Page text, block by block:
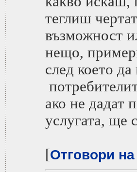
теглиш
възможност
нещо,
след което
ако не дадат
услугата, ще
[Отговори